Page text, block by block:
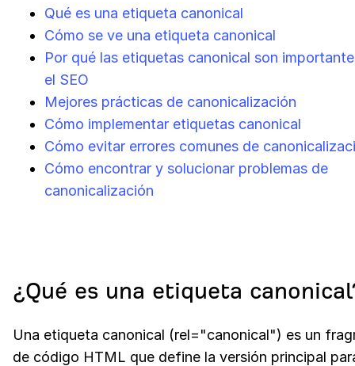
Qué es una etiqueta canonical
Cómo se ve una etiqueta canonical
Por qué las etiquetas canonical son
el SEO
Mejores prácticas de canonicalización
Cómo implementar etiquetas canonical
Cómo evitar errores comunes de
Cómo encontrar y solucionar problemas de
canonicalización
¿Qué es una etiqueta
Una etiqueta canonical (rel="canonical") es un
de código HTML que define la versión principal